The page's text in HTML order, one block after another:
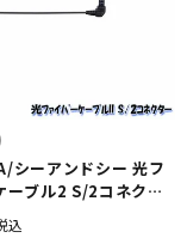
シーアンドシー 光フ
ーブル2 S/2コネクタ
込